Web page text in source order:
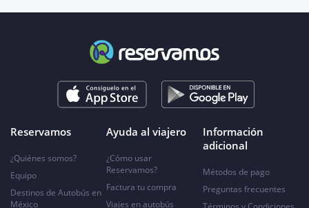
Reservamos
¿Quiénes somos?
Equipo
Destinos de Autobús en
México
Ayuda al viajero
¿Cómo usar
Reservamos?
Factura tu compra
Viajes en autobús
Información
adicional
Métodos de pago
Preguntas frecuentes